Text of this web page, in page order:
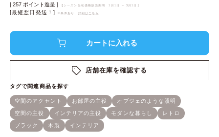
[ 257 ポイント進呈 ] 【シーズン当初価格販売期間 1月1日 ～ 3月1日 】
[最短翌日発送！] ※条件あり、 詳細はこちら
店舗在庫を確認する